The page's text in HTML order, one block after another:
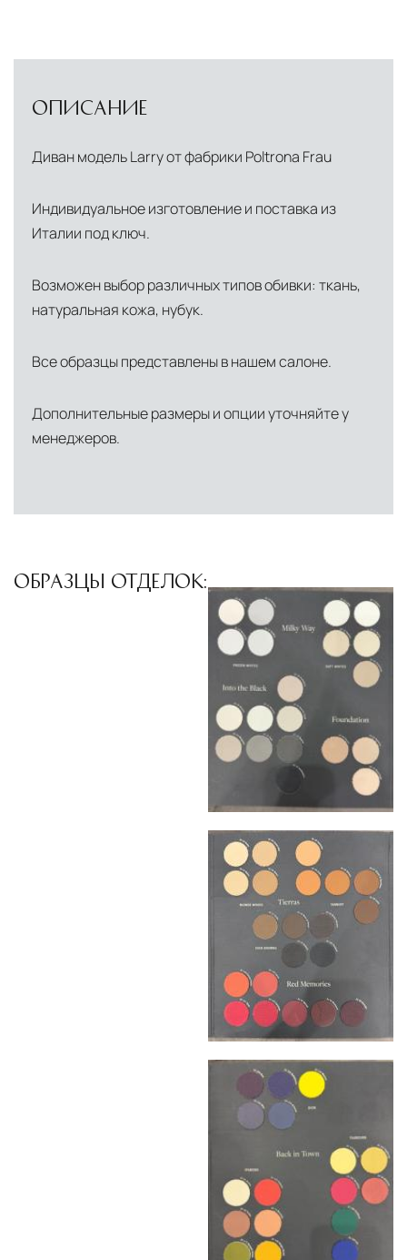
ОПИСАНИЕ
Диван модель Larry от фабрики Poltrona Frau
Индивидуальное изготовление и поставка из
Италии под ключ.
Возможен выбор различных типов обивки: ткань,
натуральная кожа, нубук.
Все образцы представлены в нашем салоне.
Дополнительные размеры и опции уточняйте у
менеджеров.
ОБРАЗЦЫ ОТДЕЛОК: